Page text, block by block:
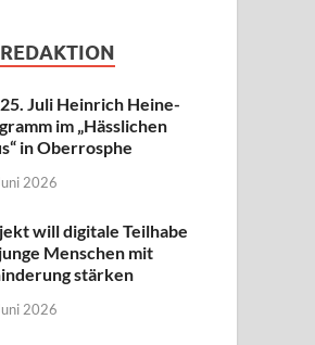
Juli Heinrich Heine-
im „Hässlichen
in Oberrosphe
2026
will digitale Teilhabe
Menschen mit
stärken
2026